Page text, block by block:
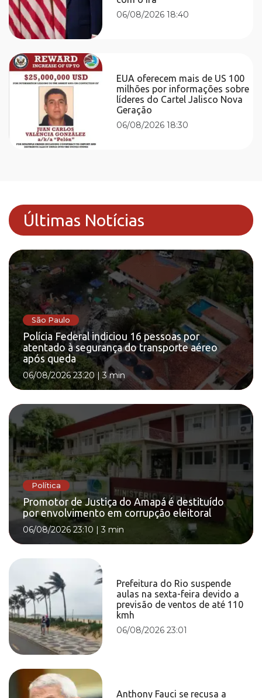
06/08/2026 18:40
EUA oferecem mais de US 100
milhões por informações sobre
líderes do Cartel Jalisco Nova
Geração
06/08/2026 18:30
Últimas Notícias
São Paulo
Polícia Federal indiciou 16 pessoas por
atentado à segurança do transporte aéreo
após queda
06/08/2026 23:20 |3 min
Política
Promotor de Justiça do Amapá é destituído
por envolvimento em corrupção eleitoral
06/08/2026 23:10 |3 min
Prefeitura do Rio suspende
aulas na sexta-feira devido a
previsão de ventos de até 110
kmh
06/08/2026 23:01
Anthony Fauci se recusa a